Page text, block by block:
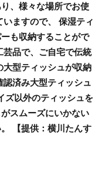
、様々な場所でお使
ますので、 保湿ティ
も収納することがで
芸品で、ご自宅で伝統
型ティッシュが収納
済み大型ティッシュ
ズ以外のティッシュを
スムーズにいかない
【提供：横川たんす